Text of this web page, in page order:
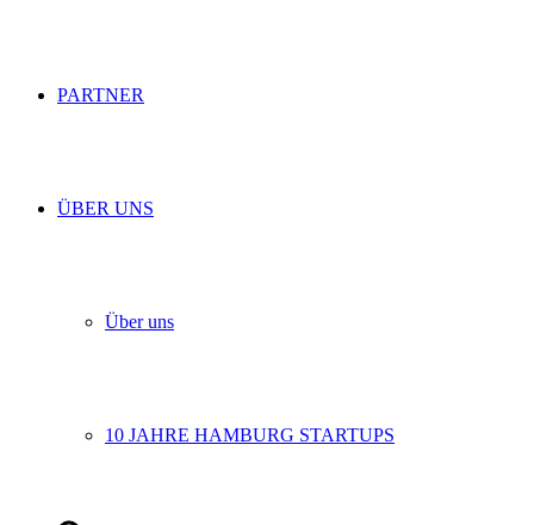
PARTNER
ÜBER UNS
Über uns
10 JAHRE HAMBURG STARTUPS